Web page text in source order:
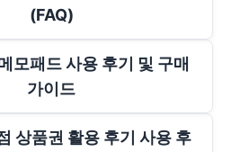
(FAQ)
모패드 사용 후기 및 구매
가이드
상품권 활용 후기 사용 후